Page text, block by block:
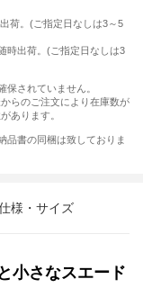
荷。(ご指定日なしは3～5
時出荷。(ご指定日なしは3
されていません。
らのご注文により在庫数が
あります。
品書の同梱は致しておりま
様・サイズ
小さなスエード